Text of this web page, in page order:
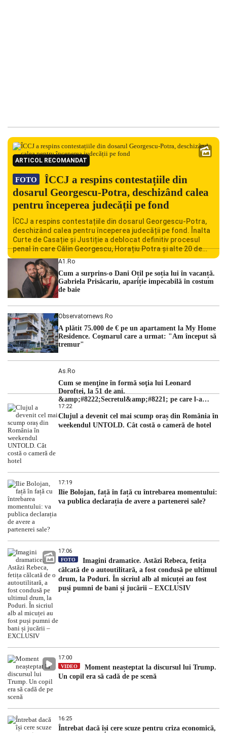
ARTICOL RECOMANDAT
FOTO
ÎCCJ a respins contestațiile din
dosarul Georgescu-Potra, deschizând calea
pentru începerea judecății pe fond
ÎCCJ a respins contestațiile din dosarul Georgescu-Potra,
deschizând calea pentru începerea judecății pe fond. Înalta
Curte de Casație și Justiție a deblocat definitiv procesul
penal în care Călin Georgescu, Horațiu Potra și alte 20 de
persoane sunt acuzați de acțiuni îndreptate împotriva
ordinii constituționale. În ședința din camera preliminară,
judecătorii de la instanța supremă au […]
A1.ro
Cum a surprins-o Dani Oțil pe soția lui în vacanță.
Gabriela Prisăcariu, apariție impecabilă în costum
de baie
Observatornews.ro
A plătit 75.000 de € pe un apartament la My Home
Residence. Coşmarul care a urmat: "Am început să
tremur"
As.ro
Cum se menţine în formă soţia lui Leonard
Doroftei, la 51 de ani.
&amp;#8222;Secretul&amp;#8221; pe care l-a
dezvăluit
17:22
Clujul a devenit cel mai scump oraș din România în
weekendul UNTOLD. Cât costă o cameră de hotel
17:19
Ilie Bolojan, față în față cu întrebarea momentului:
va publica declarația de avere a partenerei sale?
17:06
FOTO
Imagini dramatice. Astăzi Rebeca, fetița
călcată de o autoutilitară, a fost condusă pe ultimul
drum, la Poduri. În sicriul alb al micuței au fost
puși pumni de bani și jucării – EXCLUSIV
17:00
VIDEO
Moment neașteptat la discursul lui Trump.
Un copil era să cadă de pe scenă
16:25
Întrebat dacă își cere scuze pentru criza economică,